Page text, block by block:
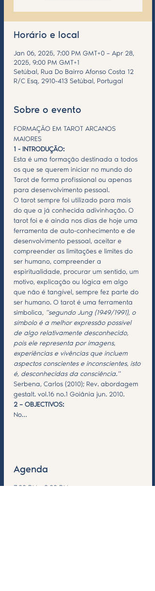
Horário e local
Jan 06, 2025, 7:00 PM GMT+0 – Apr 28,
2025, 9:00 PM GMT+1
Setúbal, Rua Do Bairro Afonso Costa 12
R/C Esq, 2910-413 Setúbal, Portugal
Sobre o evento
FORMAÇÃO EM TAROT ARCANOS
MAIORES
1 - INTRODUÇÃO:
Esta é uma formação destinada a todos
os que se querem iniciar no mundo do
Tarot de forma profissional ou apenas
para desenvolvimento pessoal.
O tarot sempre foi utilizado para mais
do que a já conhecida adivinhação. O
tarot foi e é ainda nos dias de hoje uma
ferramenta de auto-conhecimento e de
desenvolvimento pessoal, aceitar e
compreender as limitações e limites do
ser humano, compreender a
espiritualidade, procurar um sentido, um
motivo, explicação ou lógica em algo
que não é tangível, sempre fez parte do
ser humano. O tarot é uma ferramenta
simbolica, ''segundo Jung (1949/1991), o
símbolo é a melhor expressão possível
de algo relativamente desconhecido,
pois ele representa por imagens,
experiências e vivências que incluem
aspectos conscientes e inconscientes, isto
é, desconhecidas da consciência.''
Serbena, Carlos (2010); Rev. abordagem
gestalt. vol.16 no.1 Goiânia jun. 2010.
2 – OBJECTIVOS:
No…
Agenda